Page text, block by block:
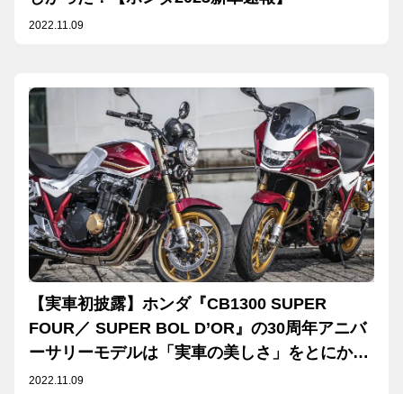
2022.11.09
【実車初披露】ホンダ『CB1300 SUPER
FOUR／ SUPER BOL D’OR』の30周年アニバ
ーサリーモデルは「実車の美しさ」をとにかく
見てほしい！【ホンダ2023新車速報】
2022.11.09